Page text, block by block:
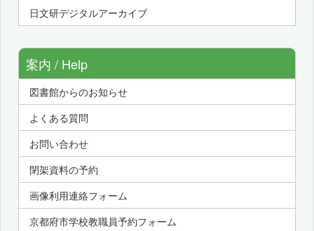
日文研デジタルアーカイブ
案内 / Help
図書館からのお知らせ
よくある質問
お問い合わせ
閉架資料の予約
画像利用連絡フォーム
京都府市学校教職員予約フォーム